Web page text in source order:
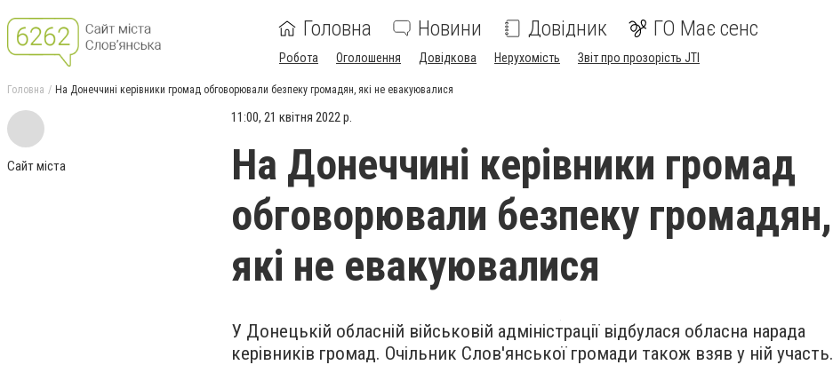
Головна Новини Довідник ГО Має сенс
Робота Оголошення Довідкова Нерухомість Звіт про прозорість JTI
Головна На Донеччині керівники громад обговорювали безпеку громадян, які не евакуювалися
Сайт міста
11:00, 21 квітня 2022 р.
На Донеччині керівники громад
обговорювали безпеку громадян,
які не евакуювалися
У Донецькій обласній військовій адміністрації відбулася обласна нарада
керівників громад. Очільник Слов'янської громади також взяв у ній участь.